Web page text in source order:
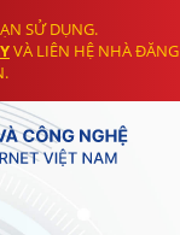
SỬ DỤNG.
VÀ LIÊN HỆ NHÀ ĐĂNG